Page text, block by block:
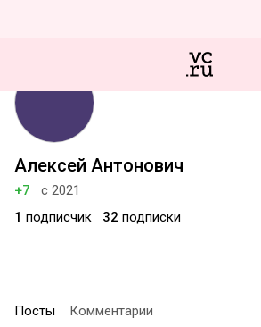
Алексей Антонович
+7
с 2021
1 подписчик 32 подписки
Посты Комментарии